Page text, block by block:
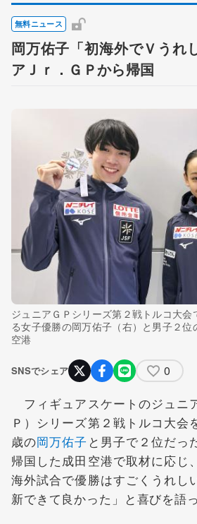
無料ニュース
岡万佑子「初海外でＶう
アＪｒ．ＧＰから帰国
ジュニアＧＰシリーズ第２戦トルコ大
る女子優勝の岡万佑子（右）と男子２
空港
SNSでシェア 0
フィギュアスケートのジュニ
Ｐ）シリーズ第２戦トルコ大会
歳の岡万佑子 と男子で２位だっ
帰国した成田空港で取材に応じ
海外試合で優勝はすごくうれし
新できて良かった」と喜びを語っ